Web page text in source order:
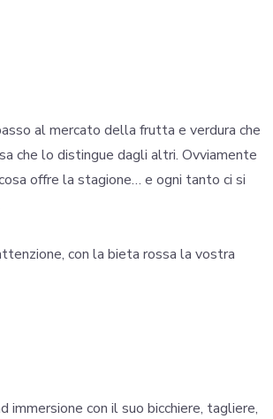
al mercato della frutta e verdura che
che lo distingue dagli altri. Ovviamente
offre la stagione… e ogni tanto ci si
con la bieta rossa la vostra
con il suo bicchiere, tagliere,